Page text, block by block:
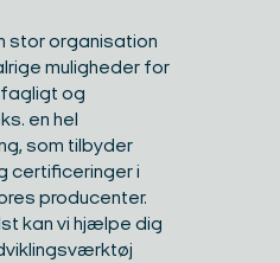
stor organisation
muligheder for
og
en hel
som tilbyder
certificeringer i
producenter.
kan vi hjælpe dig